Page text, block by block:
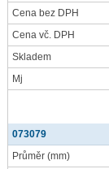
Cena bez DPH
Cena vč. DPH
Skladem
Mj
073079
Průměr (mm)